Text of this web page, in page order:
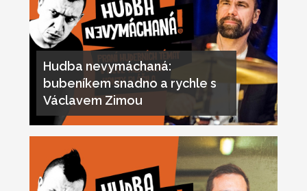
Hudba nevymáchaná:
bubeníkem snadno a rychle s
Václavem Zimou